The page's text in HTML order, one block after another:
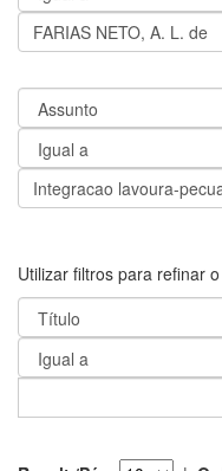
Utilizar filtros para refinar